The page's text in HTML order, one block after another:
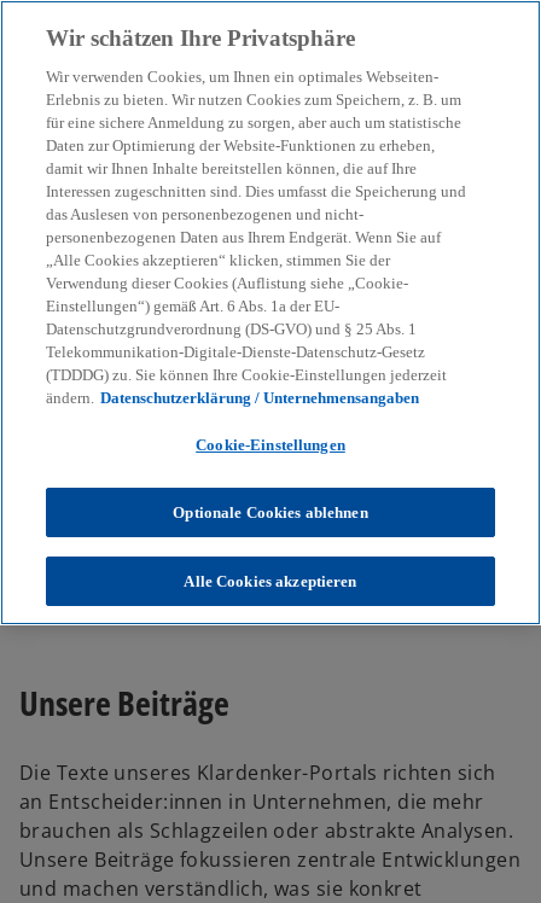
menu search
Unser Blog – Insights für
Ihre nächsten
Entscheidungen
Wir helfen Ihnen, den Überblick zu behalten
bei geopolitischen Verschiebungen, neuen
Unser Blog – Insights für Ihre nächsten Entscheidungen
Unsere Beiträge
Die Texte unseres Klardenker-Portals richten sich
an Entscheider:innen in Unternehmen, die mehr
brauchen als Schlagzeilen oder abstrakte Analysen.
Unsere Beiträge fokussieren zentrale Entwicklungen
und machen verständlich, was sie konkret
Wir schätzen Ihre Privatsphäre
Wir verwenden Cookies, um Ihnen ein optimales Webseiten-
Erlebnis zu bieten. Wir nutzen Cookies zum Speichern, z. B. um
für eine sichere Anmeldung zu sorgen, aber auch um statistische
Daten zur Optimierung der Website-Funktionen zu erheben,
damit wir Ihnen Inhalte bereitstellen können, die auf Ihre
Interessen zugeschnitten sind. Dies umfasst die Speicherung und
das Auslesen von personenbezogenen und nicht-
personenbezogenen Daten aus Ihrem Endgerät. Wenn Sie auf
„Alle Cookies akzeptieren“ klicken, stimmen Sie der
Verwendung dieser Cookies (Auflistung siehe „Cookie-
Einstellungen“) gemäß Art. 6 Abs. 1a der EU-
Datenschutzgrundverordnung (DS-GVO) und § 25 Abs. 1
Telekommunikation-Digitale-Dienste-Datenschutz-Gesetz
(TDDDG) zu. Sie können Ihre Cookie-Einstellungen jederzeit
ändern. Datenschutzerklärung / Unternehmensangaben
Cookie-Einstellungen
Optionale Cookies ablehnen
Alle Cookies akzeptieren